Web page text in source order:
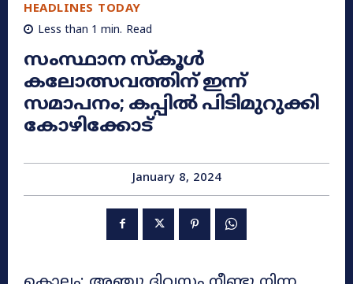
HEADLINES TODAY
Less than 1 min. Read
സംസ്ഥാന സ്കൂൾ
കലോത്സവത്തിന് ഇന്ന്
സമാപനം; കപ്പിൽ പിടിമുറുക്കി
കോഴിക്കോട്
January 8, 2024